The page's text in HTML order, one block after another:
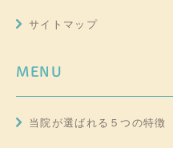
サイトマップ
MENU
当院が選ばれる５つの特徴